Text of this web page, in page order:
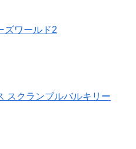
ズワールド2
スクランブルバルキリー